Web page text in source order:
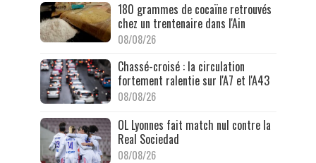
180 grammes de cocaïne retrouvés
chez un trentenaire dans l'Ain
08/08/26
Chassé-croisé : la circulation
fortement ralentie sur l'A7 et l'A43
08/08/26
OL Lyonnes fait match nul contre la
Real Sociedad
08/08/26